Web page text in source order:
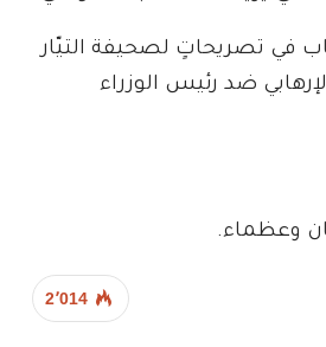
في تصريحاتٍ لصحيفة التيّار
ضد رئيس الوزراء
وعظماء.
2٬014